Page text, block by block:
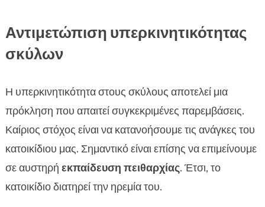
Αντιμετώπιση υπερκινητικότητας
σκύλων
Η υπερκινητικότητα στους σκύλους αποτελεί μια
πρόκληση που απαιτεί συγκεκριμένες παρεμβάσεις.
Καίριος στόχος είναι να κατανοήσουμε τις ανάγκες του
κατοικίδιου μας. Σημαντικό είναι επίσης να επιμείνουμε
σε αυστηρή εκπαίδευση πειθαρχίας. Έτσι, το
κατοικίδιο διατηρεί την ηρεμία του.